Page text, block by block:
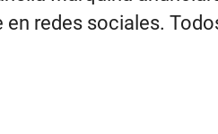
redes sociales.